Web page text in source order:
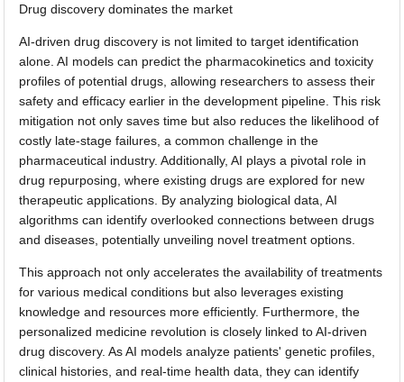
Drug discovery dominates the market
AI-driven drug discovery is not limited to target identification
alone. AI models can predict the pharmacokinetics and toxicity
profiles of potential drugs, allowing researchers to assess their
safety and efficacy earlier in the development pipeline. This risk
mitigation not only saves time but also reduces the likelihood of
costly late-stage failures, a common challenge in the
pharmaceutical industry. Additionally, AI plays a pivotal role in
drug repurposing, where existing drugs are explored for new
therapeutic applications. By analyzing biological data, AI
algorithms can identify overlooked connections between drugs
and diseases, potentially unveiling novel treatment options.
This approach not only accelerates the availability of treatments
for various medical conditions but also leverages existing
knowledge and resources more efficiently. Furthermore, the
personalized medicine revolution is closely linked to AI-driven
drug discovery. As AI models analyze patients' genetic profiles,
clinical histories, and real-time health data, they can identify